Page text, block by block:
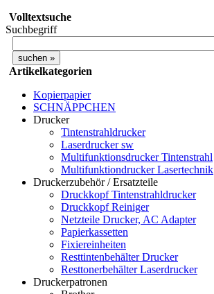
Volltextsuche
Suchbegriff
Artikelkategorien
Kopierpapier
SCHNÄPPCHEN
Drucker
Tintenstrahldrucker
Laserdrucker sw
Multifunktionsdrucker Tintenstrahl
Multifunktiondrucker Lasertechnik
Druckerzubehör / Ersatzteile
Druckkopf Tintenstrahldrucker
Druckkopf Reiniger
Netzteile Drucker, AC Adapter
Papierkassetten
Fixiereinheiten
Resttintenbehälter Drucker
Resttonerbehälter Laserdrucker
Druckerpatronen